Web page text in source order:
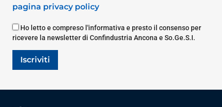
pagina privacy policy
Ho letto e compreso l'informativa e presto il consenso per
ricevere la newsletter di Confindustria Ancona e So.Ge.S.I.
Iscriviti